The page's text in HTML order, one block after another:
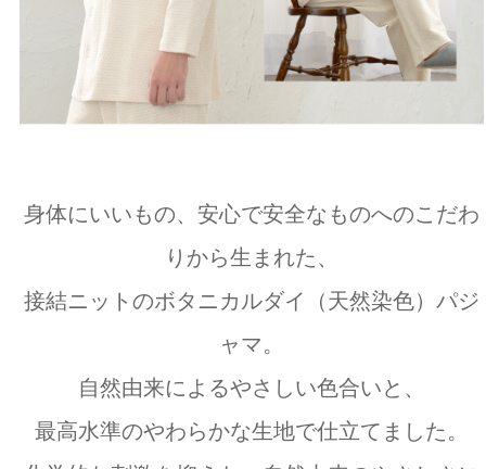
身体にいいもの、安心で安全なものへのこだわ
りから生まれた、
接結ニットのボタニカルダイ（天然染色）パジ
ャマ。
自然由来によるやさしい色合いと、
最高水準のやわらかな生地で仕立てました。